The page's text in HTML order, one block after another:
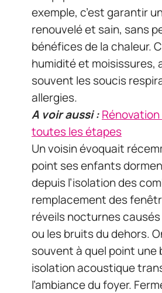
exemple, c’est garantir
renouvelé et sain, sans
bénéfices de la chaleur.
humidité et moisissures,
souvent les soucis
allergies.
A voir aussi :
toutes les étapes
Un voisin évoquait
point ses enfants
depuis l’isolation des
remplacement des
réveils nocturnes
ou les bruits du dehors.
souvent à quel point une
isolation acoustique
l’ambiance du foyer.